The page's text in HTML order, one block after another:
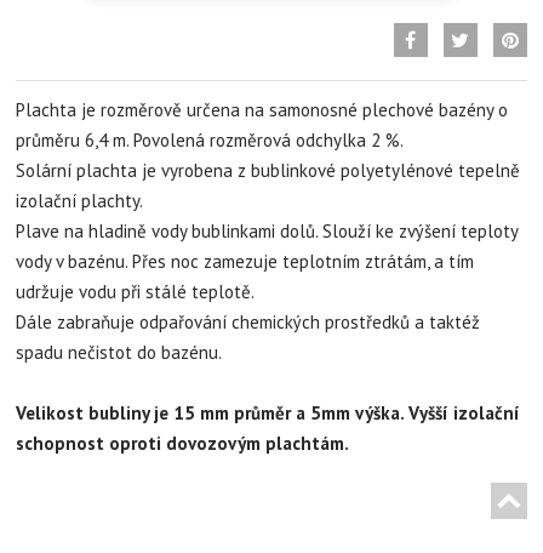
Plachta je rozměrově určena na samonosné plechové bazény o
průměru 6,4 m. Povolená rozměrová odchylka 2 %.
Solární plachta je vyrobena z bublinkové polyetylénové tepelně
izolační plachty.
Plave na hladině vody bublinkami dolů. Slouží ke zvýšení teploty
vody v bazénu. Přes noc zamezuje teplotním ztrátám, a tím
udržuje vodu při stálé teplotě.
Dále zabraňuje odpařování chemických prostředků a taktéž
spadu nečistot do bazénu.
Velikost bubliny je 15 mm průměr a 5mm výška. Vyšší izolační
schopnost oproti dovozovým plachtám.